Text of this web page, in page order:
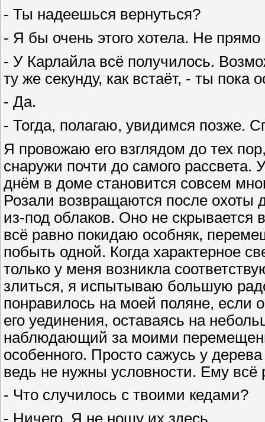
- Ты надеешься вернуться?
- Я бы очень этого хотела. Не
- У Карлайла всё получилось.
ту же секунду, как встаёт, - ты пока
- Да.
- Тогда, полагаю, увидимся позже.
Я провожаю его взглядом до тех
снаружи почти до самого
днём в доме становится совсем
Розали возвращаются после охоты
из-под облаков. Оно не скрывается
всё равно покидаю особняк,
побыть одной. Когда характерное
только у меня возникла
злиться, я испытываю большую
понравилось на моей поляне, если
его уединения, оставаясь на
наблюдающий за моими
особенного. Просто сажусь у
ведь не нужны условности. Ему всё
- Что случилось с твоими кедами?
- Ничего. Я не ношу их здесь.